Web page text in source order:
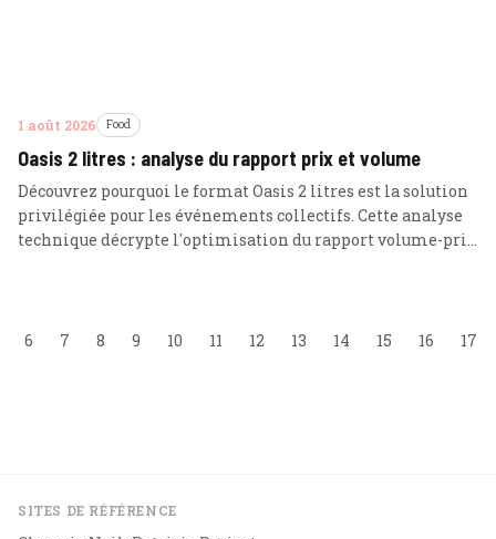
1 août 2026 Food
Oasis 2 litres : analyse du rapport prix et volume
Découvrez pourquoi le format Oasis 2 litres est la solution
privilégiée pour les événements collectifs. Cette analyse
technique décrypte l'optimisation du rapport volume-prix
6 7 8 9 10 11 12 13 14 15 16 17
SITES DE RÉFÉRENCE